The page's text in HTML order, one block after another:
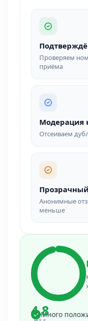
Проверяем
приёма
Модерация
Отсеиваем
Анонимные
меньше
4.8Много